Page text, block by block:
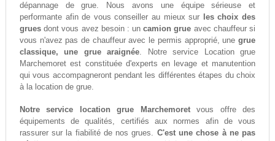
dépannage de grue. Nous avons une équipe sérieuse et
performante afin de vous conseiller au mieux sur
les choix des
gruesdont vous avez besoin : uncamion grue avec chauffeur si
vous n'avez pas de chauffeur avec le permis approprié, unegrue
classique, une grue araignée. Notre service Location grue
Marchemoret est constituée d'experts en levage et manutention
qui vous accompagneront pendant les différentes étapes du choix
à la location de grue.
Notre service location grue Marchemoretvous offre des
équipements de qualités, certifiés aux normes afin de vous
rassurer sur la fiabilité de nos grues. C'est une chose à ne pas